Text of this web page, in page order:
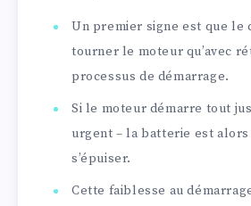
Un premier signe est que le
tourner le moteur qu’avec
processus de démarrage.
Si le moteur démarre tout
urgent – la batterie est
s’épuiser.
Cette faiblesse au